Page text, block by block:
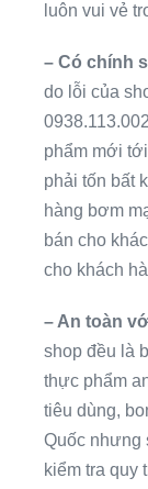
luôn vui vẻ
– Có chính
do lỗi của
phẩm mới
phải tốn bất
hàng bơm
bán cho
cho khách
– An toàn
shop đều là
thực phẩm
tiêu dùng,
Quốc nhưng
kiểm tra quy